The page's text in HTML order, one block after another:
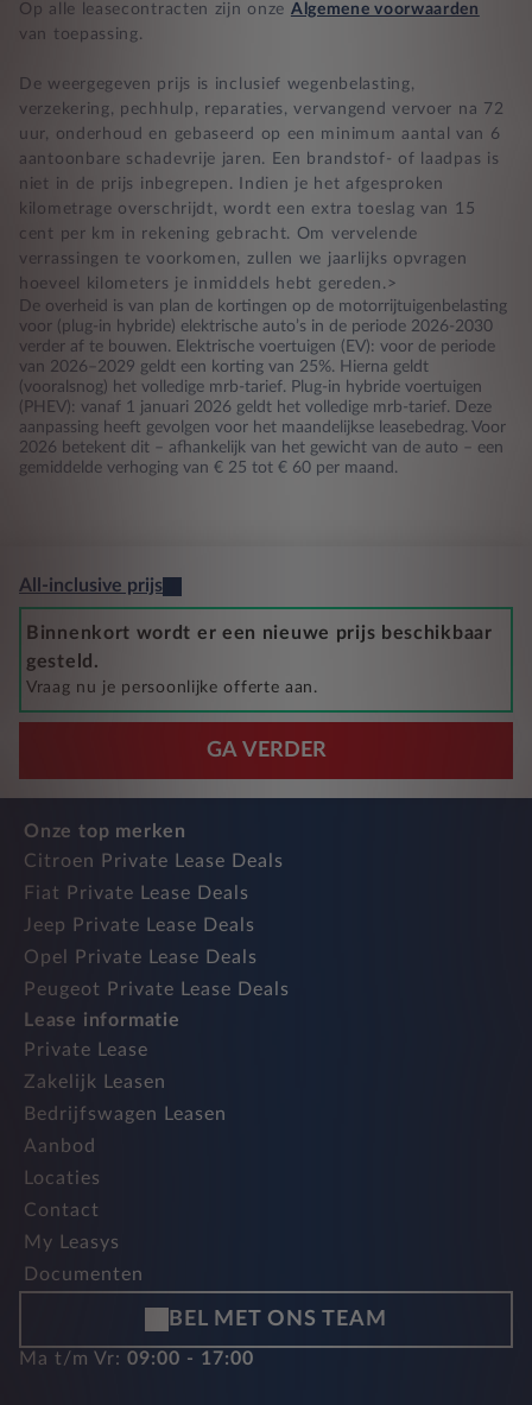
Op alle leasecontracten zijn onze Algemene voorwaarden
van toepassing.
De weergegeven prijs is inclusief wegenbelasting,
verzekering, pechhulp, reparaties, vervangend vervoer na 72
uur, onderhoud en gebaseerd op een minimum aantal van 6
aantoonbare schadevrije jaren. Een brandstof- of laadpas is
niet in de prijs inbegrepen. Indien je het afgesproken
kilometrage overschrijdt, wordt een extra toeslag van 15
cent per km in rekening gebracht. Om vervelende
verrassingen te voorkomen, zullen we jaarlijks opvragen
hoeveel kilometers je inmiddels hebt gereden.>
De overheid is van plan de kortingen op de motorrijtuigenbelasting
voor (plug-in hybride) elektrische auto’s in de periode 2026-2030
verder af te bouwen. Elektrische voertuigen (EV): voor de periode
van 2026–2029 geldt een korting van 25%. Hierna geldt
(vooralsnog) het volledige mrb-tarief. Plug-in hybride voertuigen
(PHEV): vanaf 1 januari 2026 geldt het volledige mrb-tarief. Deze
aanpassing heeft gevolgen voor het maandelijkse leasebedrag. Voor
2026 betekent dit – afhankelijk van het gewicht van de auto – een
gemiddelde verhoging van € 25 tot € 60 per maand.
All-inclusive prijs
Binnenkort wordt er een nieuwe prijs beschikbaar
gesteld.
Vraag nu je persoonlijke offerte aan.
GA VERDER
Onze top merken
Citroen Private Lease Deals
Fiat Private Lease Deals
Jeep Private Lease Deals
Opel Private Lease Deals
Peugeot Private Lease Deals
Lease informatie
Private Lease
Zakelijk Leasen
Bedrijfswagen Leasen
Aanbod
Locaties
Contact
My Leasys
Documenten
BEL MET ONS TEAM
Ma t/m Vr: 09:00 - 17:00